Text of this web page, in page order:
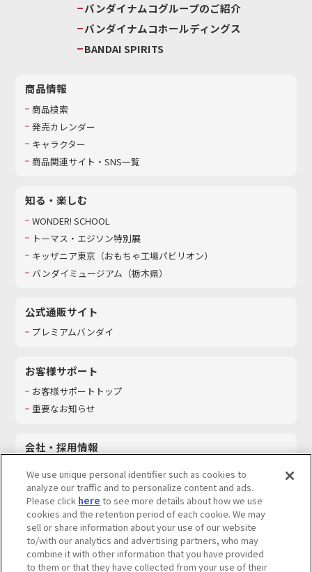
バンダイナムコグループのご紹介
バンダイナムコホールディングス
BANDAI SPIRITS
商品情報
商品検索
発売カレンダー
キャラクター
商品関連サイト・SNS一覧
知る・楽しむ
WONDER! SCHOOL
トーマス・エジソン特別展
キッザニア東京（おもちゃ工場パビリオン）​
バンダイミュージアム（栃木県）
公式通販サイト
プレミアムバンダイ
お客様サポート
お客様サポートトップ
重要なお知らせ
会社・採用情報
採用情報
サステナビリティ
お問い合わせ
We use unique personal identifier such as cookies to
analyze our traffic and to personalize content and ads.
Please click here to see more details about how we use
cookies and the retention period of each cookie. We may
sell or share information about your use of our website
to/with our analytics and advertising partners, who may
combine it with other information that you have provided
to them or that they have collected from your use of their